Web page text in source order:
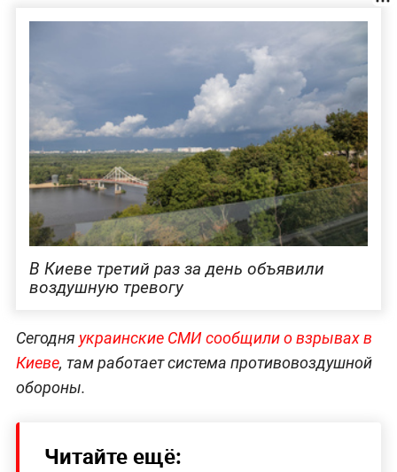
В Киеве третий раз за день объявили
воздушную тревогу
Сегодня украинские СМИ сообщили о взрывах в
Киеве, там работает система противовоздушной
обороны.
Читайте ещё: